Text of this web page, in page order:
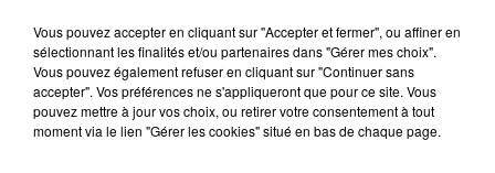
AVEYRON NORD
Vous pouvez accepter en cliquant sur "Accepter et fermer", ou affiner en
sélectionnant les finalités et/ou partenaires dans "Gérer mes choix".
Vous pouvez également refuser en cliquant sur "Continuer sans
accepter". Vos préférences ne s'appliqueront que pour ce site. Vous
pouvez mettre à jour vos choix, ou retirer votre consentement à tout
moment via le lien "Gérer les cookies" situé en bas de chaque page.